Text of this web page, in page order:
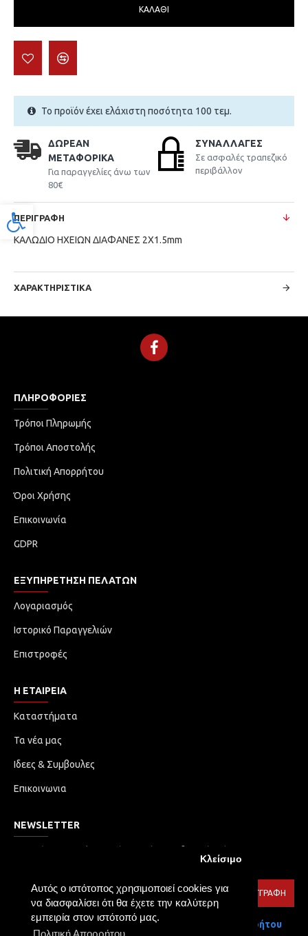
Αυτός ο ιστότοπος χρησιμοποιεί cookies για
να διασφαλίσει ότι θα έχετε την καλύτερη
εμπειρία στον ιστότοπό μας.
Κλείσιμο
Προσβασιμότητα
ΚΑΛΆΘΙ
Το προϊόν έχει ελάχιστη ποσότητα 100 τεμ.
ΔΩΡΕΆΝ
ΜΕΤΑΦΟΡΙΚΆ
Για παραγγελίες άνω των
80€
ΣΥΝΑΛΛΑΓΈΣ
Σε ασφαλές τραπεζικό
περιβάλλον
ΠΕΡΙΓΡΑΦΉ
ΚΑΛΩΔΙΟ ΗΧΕΙΩΝ ΔΙΑΦΑΝΕΣ 2X1.5mm
ΧΑΡΑΚΤΗΡΙΣΤΙΚΆ
ΠΛΗΡΟΦΟΡΊΕΣ
Τρόποι Πληρωμής
Τρόποι Αποστολής
Πολιτική Απορρήτου
Όροι Χρήσης
Επικοινωνία
GDPR
ΕΞΥΠΗΡΈΤΗΣΗ ΠΕΛΑΤΏΝ
Λογαριασμός
Ιστορικό Παραγγελιών
Επιστροφές
Η ΕΤΑΙΡΕΙΑ
Καταστήματα
Τα νέα μας
Ιδεες & Συμβουλες
Επικοινωνια
NEWSLETTER
ΕΓΓΡΑΦΉ
Έχω διαβάσει και αποδέχομαι τους Πολιτική Απορρήτου